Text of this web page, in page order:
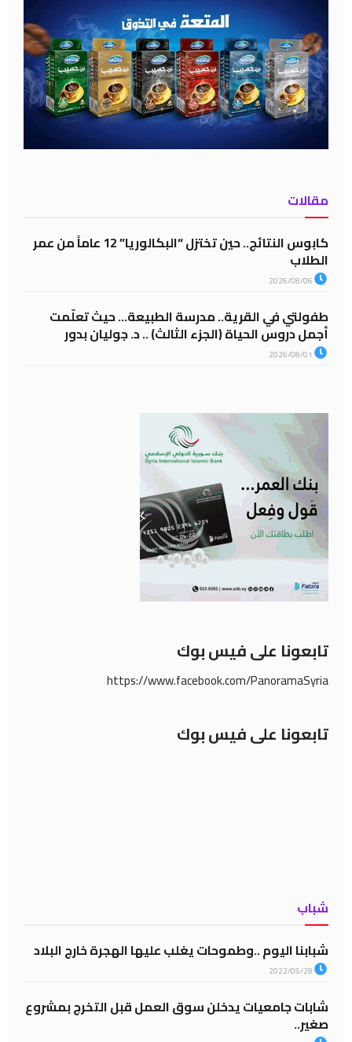
مقالات
كابوس النتائج.. حين تختزل “البكالوريا” 12 عاماً من عمر
الطلاب
طفولتي في القرية.. مدرسة الطبيعة… حيث تعلّمت
أجمل دروس الحياة (الجزء الثالث) .. د. جوليان بدور
تابعونا على فيس بوك
https://www.facebook.com/PanoramaSyria
تابعونا على فيس بوك
شباب
شبابنا اليوم ..وطموحات يغلب عليها الهجرة خارج البلاد
شابات جامعيات يدخلن سوق العمل قبل التخرج بمشروع
صغير..